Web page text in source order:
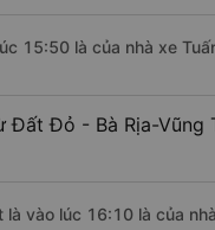
15:50 là của nhà xe
Đỏ - Bà Rịa-Vũng
vào lúc 16:10 là của